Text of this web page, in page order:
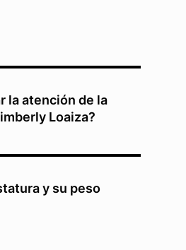
la atención de la
Loaiza?
y su peso